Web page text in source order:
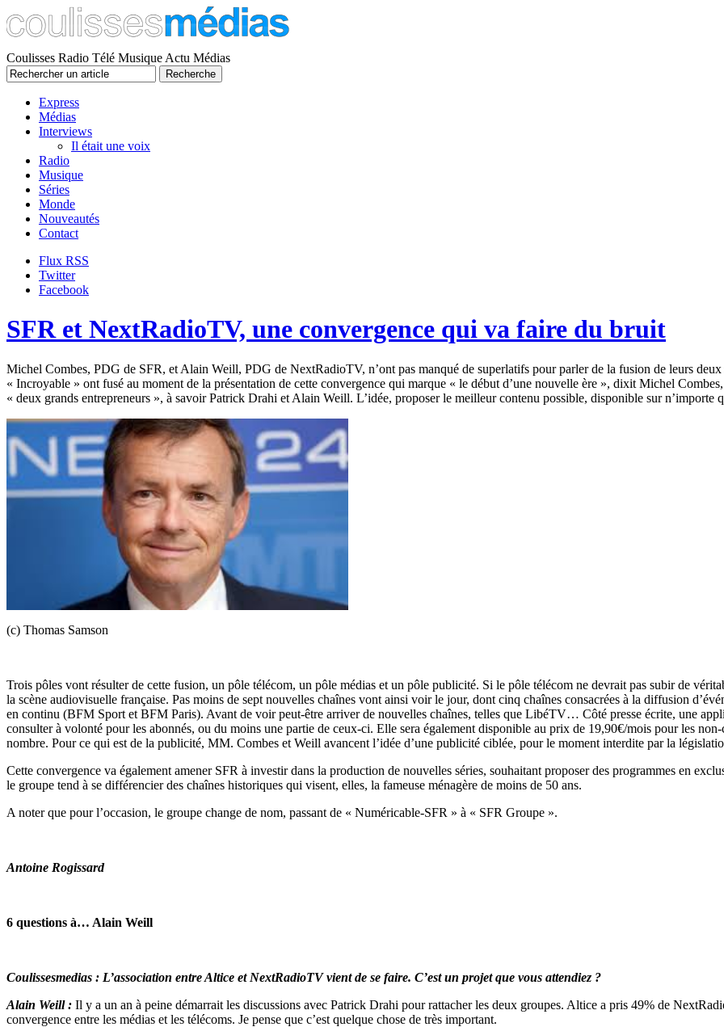
Coulisses Radio Télé Musique Actu Médias
Express
Médias
Interviews
Il était une voix
Radio
Musique
Séries
Monde
Nouveautés
Contact
Flux RSS
Twitter
Facebook
SFR et NextRadioTV, une convergence qui va faire du bruit
Michel Combes, PDG de SFR, et Alain Weill, PDG de NextRadioTV, n’ont pas manqué de superlatifs pour parler de la fusion de leurs
« Incroyable » ont fusé au moment de la présentation de cette convergence qui marque « le début d’une nouvelle ère », dixit Michel
« deux grands entrepreneurs », à savoir Patrick Drahi et Alain Weill. L’idée, proposer le meilleur contenu possible, disponible sur n’importe
(c) Thomas Samson
Trois pôles vont résulter de cette fusion, un pôle télécom, un pôle médias et un pôle publicité. Si le pôle télécom ne devrait pas subir de
la scène audiovisuelle française. Pas moins de sept nouvelles chaînes vont ainsi voir le jour, dont cinq chaînes consacrées à la diffusion
en continu (BFM Sport et BFM Paris). Avant de voir peut-être arriver de nouvelles chaînes, telles que LibéTV… Côté presse écrite, une
consulter à volonté pour les abonnés, ou du moins une partie de ceux-ci. Elle sera également disponible au prix de 19,90€/mois pour les
nombre. Pour ce qui est de la publicité, MM. Combes et Weill avancent l’idée d’une publicité ciblée, pour le moment interdite par la
Cette convergence va également amener SFR à investir dans la production de nouvelles séries, souhaitant proposer des programmes en
le groupe tend à se différencier des chaînes historiques qui visent, elles, la fameuse ménagère de moins de 50 ans.
A noter que pour l’occasion, le groupe change de nom, passant de « Numéricable-SFR » à « SFR Groupe ».
Antoine Rogissard
6 questions à… Alain Weill
Coulissesmedias : L’association entre Altice et NextRadioTV vient de se faire. C’est un projet que vous attendiez ?
Alain Weill : Il y a un an à peine démarrait les discussions avec Patrick Drahi pour rattacher les deux groupes. Altice a pris 49% de
convergence entre les médias et les télécoms. Je pense que c’est quelque chose de très important.